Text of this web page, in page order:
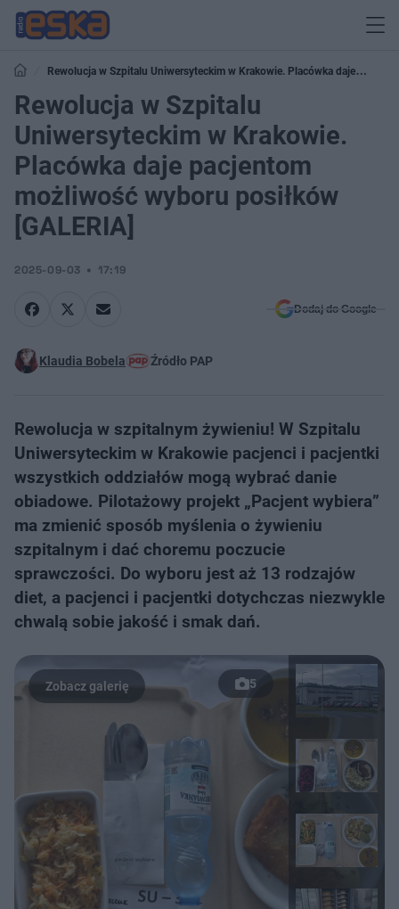
Rewolucja w Szpitalu Uniwersyteckim w Krakowie. Placówka daje
pacjentom możliwość wyboru posiłków [GALERIA]
Rewolucja w Szpitalu
Uniwersyteckim w Krakowie.
Placówka daje pacjentom
możliwość wyboru posiłków
[GALERIA]
2025-09-03 17:19
Dodaj do Google
Klaudia Bobela Źródło PAP
Rewolucja w szpitalnym żywieniu! W Szpitalu
Uniwersyteckim w Krakowie pacjenci i pacjentki
wszystkich oddziałów mogą wybrać danie
obiadowe. Pilotażowy projekt „Pacjent wybiera”
ma zmienić sposób myślenia o żywieniu
szpitalnym i dać choremu poczucie
sprawczości. Do wyboru jest aż 13 rodzajów
diet, a pacjenci i pacjentki dotychczas niezwykle
chwalą sobie jakość i smak dań.
5